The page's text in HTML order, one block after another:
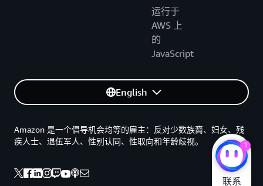
运行于
AWS 上
的
JavaScript
English
Amazon 是一个倡导机会均等的雇主：反对少数族裔、妇女、残
疾人士、退伍军人、性别认同、性取向和年龄歧视。
1
联系